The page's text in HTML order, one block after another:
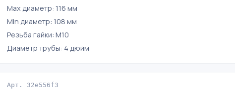
Max диаметр: 116 мм
Min диаметр: 108 мм
Резьба гайки: М10
Диаметр трубы: 4 дюйм
Арт. 32e556f3